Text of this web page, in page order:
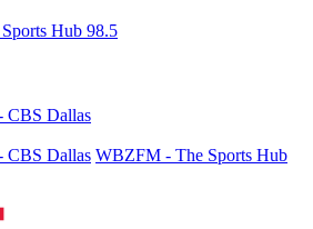
Hub 98.5
CBS Dallas
CBS Dallas WBZFM - The Sports Hub